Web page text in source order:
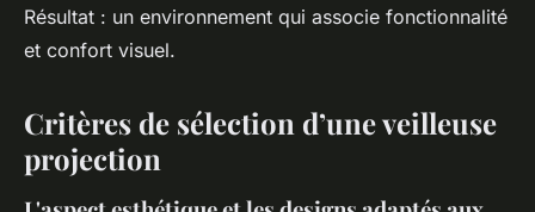
Résultat : un environnement qui associe fonctionnalité
et confort visuel.
Critères de sélection d’une veilleuse
projection